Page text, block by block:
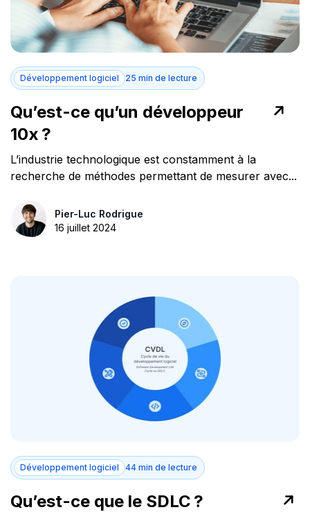
Développement logiciel 25 min de lecture
Qu’est-ce qu’un développeur
10x ?
L’industrie technologique est constamment à la
recherche de méthodes permettant de mesurer avec...
Pier-Luc Rodrigue
16 juillet 2024
Développement logiciel 44 min de lecture
Qu’est-ce que le SDLC ?